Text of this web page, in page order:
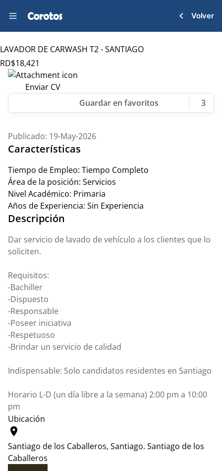
Volver
LAVADOR DE CARWASH T2 - SANTIAGO
RD$18,421
Enviar CV
3
Publicado: 19-May-2026
Características
Tiempo de Empleo: Tiempo Completo
Área de la posición: Servicios
Nivel Académico: Primaria
Años de Experiencia: Sin Experiencia
Descripción
Dar servicio de lavado de vehículo a los clientes que lo
soliciten.
Requisitos:
-Bachiller
-Dispuesto
-Responsable
-Poseer iniciativa
-Respetuoso
-Brindar un servicio de calidad
Indispensable: Solo candidatos residentes en Santiago
Horario L-D (un día libre a la semana) 2:00 pm a 10:00
pm
Ubicación
location_on
Santiago de los Caballeros, Santiago. Santiago de los
Caballeros